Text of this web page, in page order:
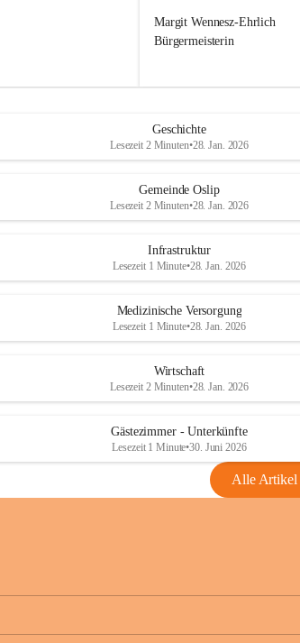
Margit Wennesz-Ehrlich
Bürgermeisterin
Geschichte
Lesezeit 2 Minuten•28. Jan. 2026
Gemeinde Oslip
Lesezeit 2 Minuten•28. Jan. 2026
Infrastruktur
Lesezeit 1 Minute•28. Jan. 2026
Medizinische Versorgung
Lesezeit 1 Minute•28. Jan. 2026
Wirtschaft
Lesezeit 2 Minuten•28. Jan. 2026
Gästezimmer - Unterkünfte
Lesezeit 1 Minute•30. Juni 2026
Alle Artikel